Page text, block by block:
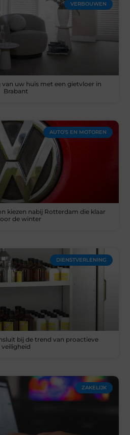
VERBOUWEN
uw huis met een gietvloer in
Brabant
AUTO’S EN MOTOREN
kiezen nabij Rotterdam die klaar
de winter
DIENSTVERLENING
bij de trend van proactieve
veiligheid
ZAKELIJK